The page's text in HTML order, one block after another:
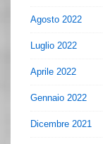
Agosto 2022
Luglio 2022
Aprile 2022
Gennaio 2022
Dicembre 2021